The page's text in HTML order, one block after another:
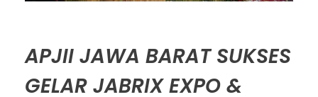
APJII JAWA BARAT SUKSES
GELAR JABRIX EXPO &